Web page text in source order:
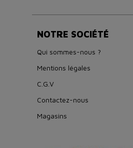
NOTRE SOCIÉTÉ
Qui sommes-nous ?
Mentions légales
C.G.V
Contactez-nous
Magasins